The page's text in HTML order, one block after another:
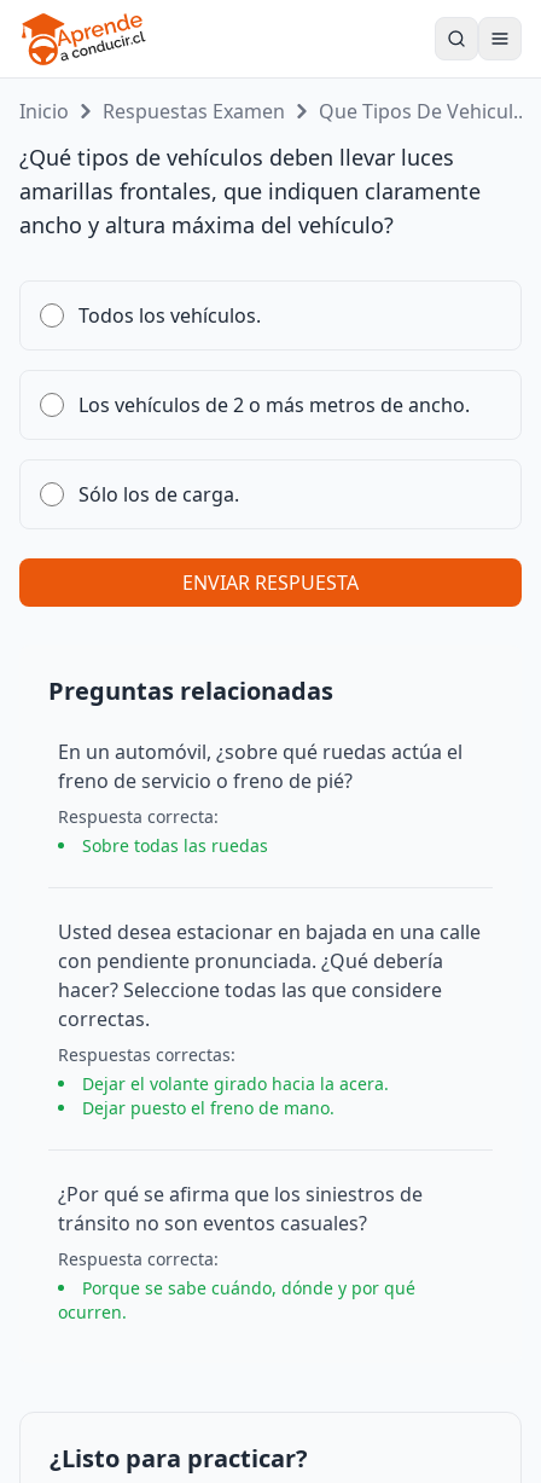
Inicio Respuestas Examen Que Tipos De Vehicul...
¿Qué tipos de vehículos deben llevar luces
amarillas frontales, que indiquen claramente
ancho y altura máxima del vehículo?
Todos los vehículos.
Los vehículos de 2 o más metros de ancho.
Sólo los de carga.
ENVIAR RESPUESTA
Preguntas relacionadas
En un automóvil, ¿sobre qué ruedas actúa el
freno de servicio o freno de pié?
Respuesta correcta:
Sobre todas las ruedas
Usted desea estacionar en bajada en una calle
con pendiente pronunciada. ¿Qué debería
hacer? Seleccione todas las que considere
correctas.
Respuestas correctas:
Dejar el volante girado hacia la acera.
Dejar puesto el freno de mano.
¿Por qué se afirma que los siniestros de
tránsito no son eventos casuales?
Respuesta correcta:
Porque se sabe cuándo, dónde y por qué
ocurren.
¿Listo para practicar?